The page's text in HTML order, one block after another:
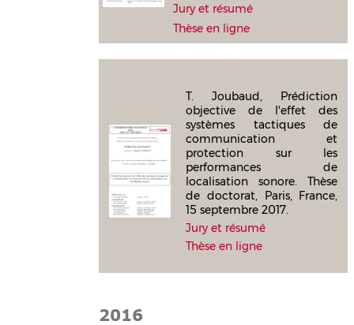
Jury et résumé
Thèse en ligne
T. Joubaud, Prédiction
objective de l'effet des
systèmes tactiques de
communication et
protection sur les
performances de
localisation sonore. Thèse
de doctorat, Paris, France,
15 septembre 2017.
Jury et résumé
Thèse en ligne
2016